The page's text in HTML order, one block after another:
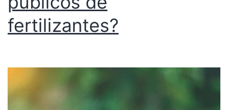
fertilizantes?